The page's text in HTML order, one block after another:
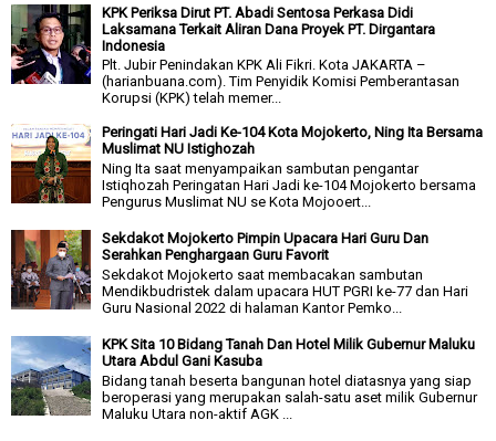
KPK Periksa Dirut PT. Abadi Sentosa Perkasa Didi
Laksamana Terkait Aliran Dana Proyek PT. Dirgantara
Indonesia
Plt. Jubir Penindakan KPK Ali Fikri. Kota JAKARTA –
(harianbuana.com). Tim Penyidik Komisi Pemberantasan
Korupsi (KPK) telah memer...
Peringati Hari Jadi Ke-104 Kota Mojokerto, Ning Ita Bersama
Muslimat NU Istighozah
Ning Ita saat menyampaikan sambutan pengantar
Istiqhozah Peringatan Hari Jadi ke-104 Mojokerto bersama
Pengurus Muslimat NU se Kota Mojooert...
Sekdakot Mojokerto Pimpin Upacara Hari Guru Dan
Serahkan Penghargaan Guru Favorit
Sekdakot Mojokerto saat membacakan sambutan
Mendikbudristek dalam upacara HUT PGRI ke-77 dan Hari
Guru Nasional 2022 di halaman Kantor Pemko...
KPK Sita 10 Bidang Tanah Dan Hotel Milik Gubernur Maluku
Utara Abdul Gani Kasuba
Bidang tanah beserta bangunan hotel diatasnya yang siap
beroperasi yang merupakan salah-satu aset milik Gubernur
Maluku Utara non-aktif AGK ...